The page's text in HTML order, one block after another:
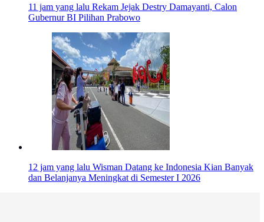
11 jam yang lalu Rekam Jejak Destry Damayanti, Calon
Gubernur BI Pilihan Prabowo
12 jam yang lalu Wisman Datang ke Indonesia Kian Banyak
dan Belanjanya Meningkat di Semester I 2026